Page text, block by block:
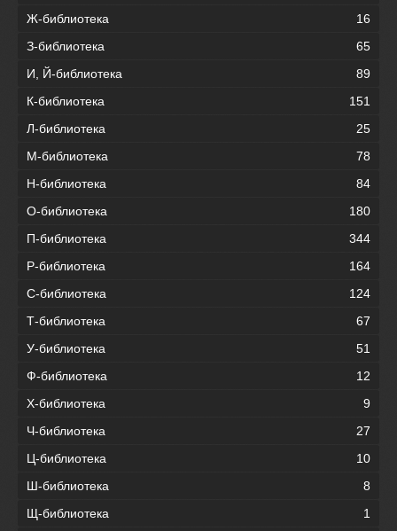
Ж-библиотека
16
З-библиотека
65
И, Й-библиотека
89
К-библиотека
151
Л-библиотека
25
М-библиотека
78
Н-библиотека
84
О-библиотека
180
П-библиотека
344
Р-библиотека
164
С-библиотека
124
Т-библиотека
67
У-библиотека
51
Ф-библиотека
12
Х-библиотека
9
Ч-библиотека
27
Ц-библиотека
10
Ш-библиотека
8
Щ-библиотека
1